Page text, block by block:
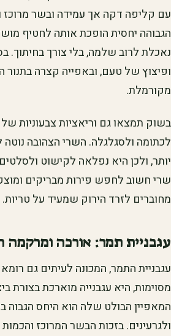
עם קליפה דקה אך עמידה ובשר מרוכז
הגבוהה יחסית הופכת אותה לחטיף
נאכלת לרוב שלמה, בלי צורך בחיתוך.
ופיצוץ של טעם, ובאפייה קצרה בתנור
מקורמלת.
בשוק תמצאו גם וריאציות צבעוניות
לכתומה ולסגלגלה. השרי הצהובה נוטה
יותר, ולכן היא נפלאה לקישוט
שרי חשוב לחפש פירות מבריקים
מחוברים לזרד הירוק שמעיד על טריות.
עגבניית תמר: אורכה ומרקמה
עגבניית התמר, המכונה לעיתים גם
מסוימות, היא עגבנייה מוארכת בצורת
המאפיין הבולט שלה הוא היחס הגבוה
ולגרעינים. בזכות הבשר המרוכז